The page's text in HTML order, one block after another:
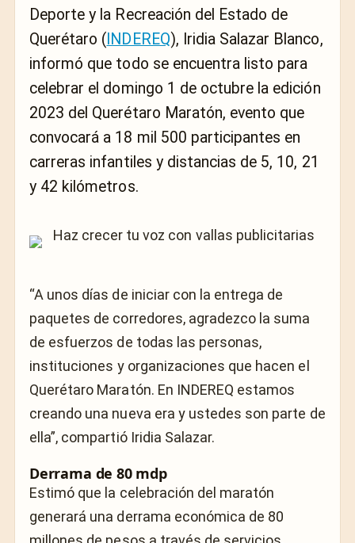
Deporte y la Recreación del Estado de
Querétaro ( INDEREQ), Iridia Salazar Blanco,
informó que todo se encuentra listo para
celebrar el domingo 1 de octubre la edición
2023 del Querétaro Maratón, evento que
convocará a 18 mil 500 participantes en
carreras infantiles y distancias de 5, 10, 21
y 42 kilómetros.
“A unos días de iniciar con la entrega de
paquetes de corredores, agradezco la suma
de esfuerzos de todas las personas,
instituciones y organizaciones que hacen el
Querétaro Maratón. En INDEREQ estamos
creando una nueva era y ustedes son parte de
ella”, compartió Iridia Salazar.
Derrama de 80 mdp
Estimó que la celebración del maratón
generará una derrama económica de 80